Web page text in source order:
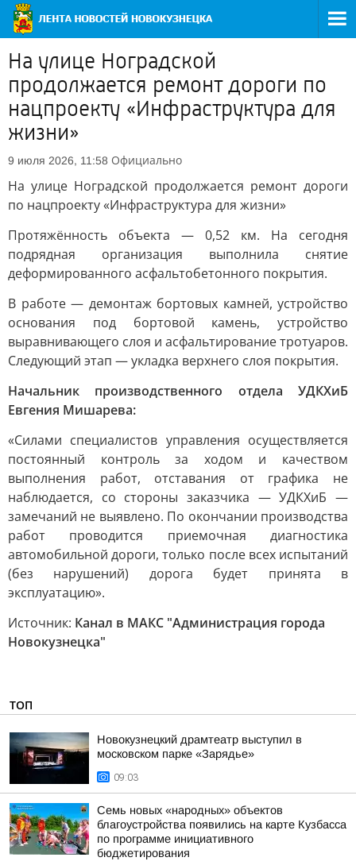
На улице Ноградской
продолжается ремонт дороги по
нацпроекту «Инфраструктура для
жизни»
9 июля 2026, 11:58 Официально
На улице Ноградской продолжается ремонт дороги
по нацпроекту «Инфраструктура для жизни»
Протяжённость объекта — 0,52 км. На сегодня
подрядная организация выполнила снятие
деформированного асфальтобетонного покрытия.
В работе — демонтаж бортовых камней, устройство
основания под бортовой камень, устройство
выравнивающего слоя и асфальтирование тротуаров.
Следующий этап — укладка верхнего слоя покрытия.
Начальник производственного отдела УДКХиБ
Евгения Мишарева:
«Силами специалистов управления осуществляется
постоянный контроль за ходом и качеством
выполнения работ, отставания от графика не
наблюдается, со стороны заказчика — УДКХиБ —
замечаний не выявлено. По окончании производства
работ проводится приемочная диагностика
автомобильной дороги, только после всех испытаний
(без нарушений) дорога будет принята в
эксплуатацию».
Источник: Канал в МАКС "Администрация города
Новокузнецка"
ТОП
Новокузнецкий драмтеатр выступил в
московском парке «Зарядье»
09:03
Семь новых «народных» объектов
благоустройства появились на карте Кузбасса
по программе инициативного
бюджетирования